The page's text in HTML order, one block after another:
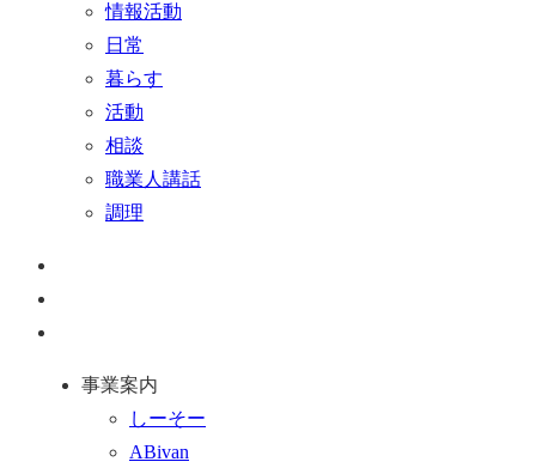
情報活動
日常
暮らす
活動
相談
職業人講話
調理
事業案内
しーそー
ABivan